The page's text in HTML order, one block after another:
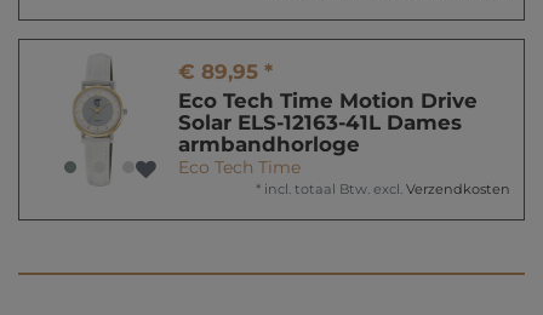
€ 89,95 *
Eco Tech Time Motion Drive
Solar ELS-12163-41L Dames
armbandhorloge
Eco Tech Time
* incl. totaal Btw. excl. Verzendkosten